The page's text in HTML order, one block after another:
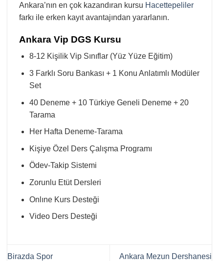
Ankara’nın en çok kazandıran kursu Hacettepeliler
farkı ile erken kayıt avantajından yararlanın.
Ankara Vip DGS Kursu
8-12 Kişilik Vip Sınıflar (Yüz Yüze Eğitim)
3 Farklı Soru Bankası + 1 Konu Anlatımlı Modüler
Set
40 Deneme + 10 Türkiye Geneli Deneme + 20
Tarama
Her Hafta Deneme-Tarama
Kişiye Özel Ders Çalışma Programı
Ödev-Takip Sistemi
Zorunlu Etüt Dersleri
Onlıne Kurs Desteği
Video Ders Desteği
Birazda Spor Ankara Mezun Dershanesi